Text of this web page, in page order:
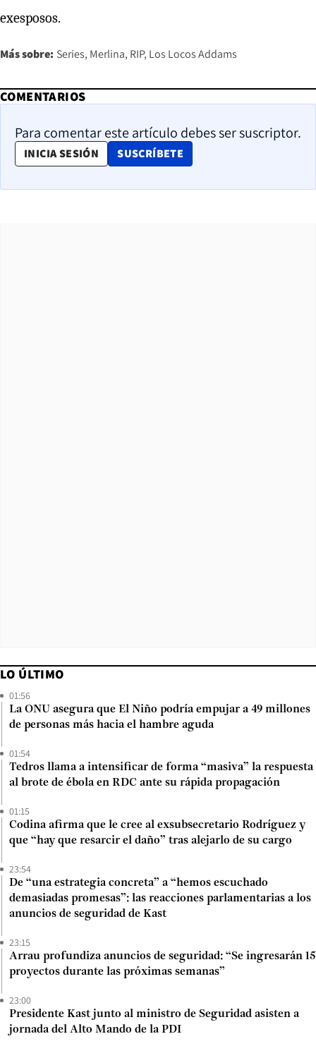
exesposos.
Más sobre: Series Merlina RIP Los Locos Addams
COMENTARIOS
Para comentar este artículo debes ser suscriptor.
INICIA SESIÓN SUSCRÍBETE
OPENS IN NEW WINDOW
LO ÚLTIMO
01:56
La ONU asegura que El Niño podría empujar a 49 millones
de personas más hacia el hambre aguda
01:54
Tedros llama a intensificar de forma “masiva” la respuesta
al brote de ébola en RDC ante su rápida propagación
01:15
Codina afirma que le cree al exsubsecretario Rodríguez y
que “hay que resarcir el daño” tras alejarlo de su cargo
23:54
De “una estrategia concreta” a “hemos escuchado
demasiadas promesas”: las reacciones parlamentarias a los
anuncios de seguridad de Kast
23:15
Arrau profundiza anuncios de seguridad: “Se ingresarán 15
proyectos durante las próximas semanas”
23:00
Presidente Kast junto al ministro de Seguridad asisten a
jornada del Alto Mando de la PDI